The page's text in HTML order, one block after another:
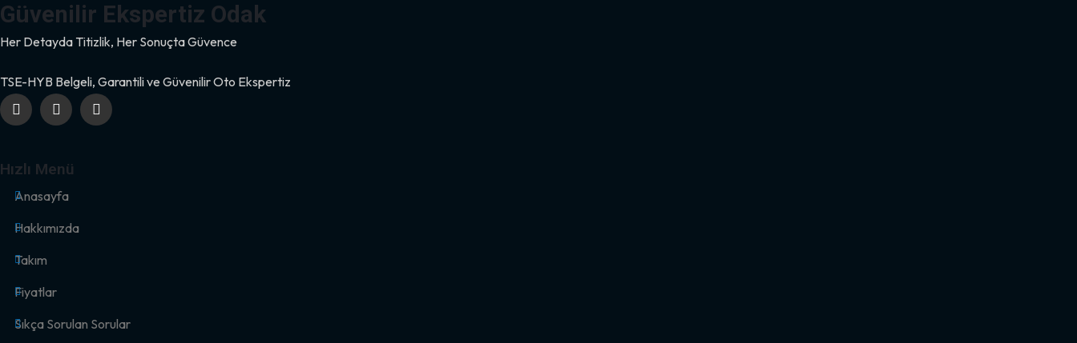
Güvenilir Ekspertiz Odak
Her Detayda Titizlik, Her Sonuçta Güvence
TSE-HYB Belgeli, Garantili ve Güvenilir Oto Ekspertiz
Hızlı Menü
Anasayfa
Hakkımızda
Takım
Fiyatlar
Sıkça Sorulan Sorular